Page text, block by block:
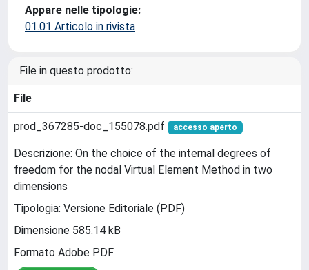
Appare nelle tipologie:
01.01 Articolo in rivista
File in questo prodotto:
File
prod_367285-doc_155078.pdf accesso aperto
Descrizione: On the choice of the internal degrees of
freedom for the nodal Virtual Element Method in two
dimensions
Tipologia: Versione Editoriale (PDF)
Dimensione 585.14 kB
Formato Adobe PDF